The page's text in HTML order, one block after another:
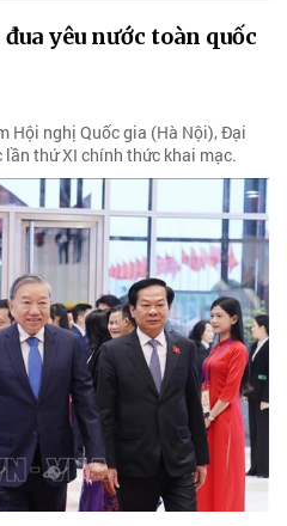
yêu nước toàn quốc
Hội nghị Quốc gia (Hà Nội), Đại
thứ XI chính thức khai mạc.